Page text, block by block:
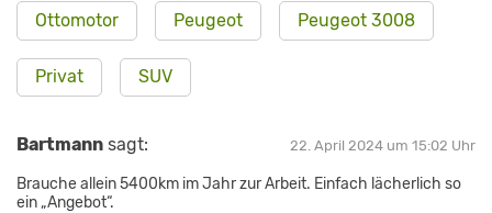
Ottomotor Peugeot Peugeot 3008
Privat SUV
Bartmann sagt: 22. April 2024 um 15:02 Uhr
Brauche allein 5400km im Jahr zur Arbeit. Einfach lächerlich so
ein „Angebot“.